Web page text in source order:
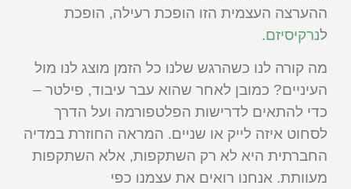
ההערצה העצמית הזו הופכת רעילה, הופכת
לנרקיסיזם.
מה קורה לנו כשהרגש שלנו כל הזמן מוצג לנו מול
העיניים? כמובן לאחר שהוא עבר עיבוד, פילטר –
כדי להתאים לדרישות הפלטפורמה ועל הדרך
לסחוט איזה לייק או שניים. המראה החוזרת במדיה
החברתית היא לא רק השתקפות, אלא השתקפות
מעוותת. אנחנו רואים את עצמנו כפי